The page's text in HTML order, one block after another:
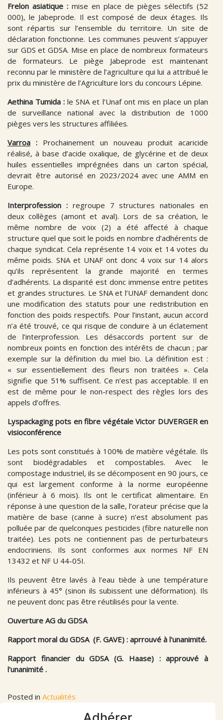
Frelon asiatique : mise en place de pièges sélectifs (52
000), le Jabeprode. Il est composé de deux étages. Ils
sont répartis sur l’ensemble du territoire. Un site de
déclaration fonctionne. Les communes peuvent s’appuyer
sur GDS et GDSA. Mise en place de nombreux formateurs
de formateurs. Le piège Jabeprode est maintenant
reconnu par le ministère de l’agriculture qui lui a attribué le
prix du ministère de l’Agriculture lors du concours Lépine.
Aethina Tumida :le SNA et l’Unaf ont mis en place un plan
de surveillance national avec la distribution de 1000
pièges vers les structures affiliées.
Varroa : Prochainement un nouveau produit acaricide
réalisé, à base d’acide oxalique, de glycérine et de deux
huiles essentielles imprégnées dans un carton spécial,
devrait être autorisé en 2023/2024 avec une AMM en
Europe.
Interprofession : regroupe 7 structures nationales en
deux collèges (amont et aval). Lors de sa création, le
même nombre de voix (2) a été affecté à chaque
structure quel que soit le poids en nombre d’adhérents de
chaque syndicat. Cela représente 14 voix et 14 votes du
même poids. SNA et UNAF ont donc 4 voix sur 14 alors
qu’ils représentent la grande majorité en termes
d’adhérents. La disparité est donc immense entre petites
et grandes structures. Le SNA et l’UNAF demandent donc
une modification des statuts pour une redistribution en
fonction des poids respectifs. Pourl’instant, aucun accord
n’a été trouvé, ce qui risque de conduire à un éclatement
de l’interprofession. Les désaccords portent sur de
nombreux points en fonction des intérêts de chacun ; par
exemple sur la définition du miel bio. La définition est :
« sur essentiellement des fleurs non traitées ». Cela
signifie que 51% suffisent. Ce n’est pas acceptable. Il en
est de même pour le non-respect des règles lors des
appels d’offres.
Lyspackaging pots en fibre végétale Victor DUVERGER en
visioconférence
Les pots sont constitués à 100% de matière végétale. Ils
sont biodégradables et compostables. Avec le
compostage industriel, ils se décomposent en 90 jours, ce
qui est largement conforme à la norme européenne
(inférieur à 6 mois). Ils ont le certificat alimentaire. En
réponse à une question de la salle, l’orateur précise que la
matière de base (canne à sucre) n’est absolument pas
polluée par de quelconques pesticides (fibre naturelle non
traitée). Les pots ne contiennent pas de perturbateurs
endocriniens. Ils sont conformes aux normes NF EN
13432 et NF U 44-05I.
Ils peuvent être lavés à l’eau tiède à une température
inférieurs à 45° (sinon ils subissent une déformation). Ils
ne peuvent donc pas être réutilisés pour la vente.
Ouverture AG du GDSA
Rapport moral du GDSA (F. GAVE) : aprrouvé à l'unanimité.
Rapport financier du GDSA (G. Haase) : approuvé à
l'unanimité .
Posted in Actualités